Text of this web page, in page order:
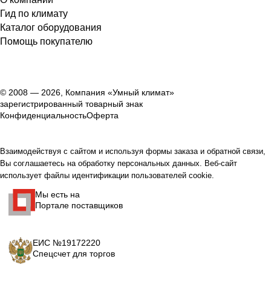
Гид по климату
Каталог оборудования
Помощь покупателю
© 2008 — 2026, Компания «Умный климат»
зарегистрированный товарный знак
КонфиденциальностьОферта
Взаимодействуя с сайтом и используя формы заказа и обратной связи,
Вы соглашаетесь на обработку персональных данных. Веб-сайт
использует файлы идентификации пользователей cookie.
Мы есть на
Портале поставщиков
ЕИС №19172220
Спецсчет для торгов